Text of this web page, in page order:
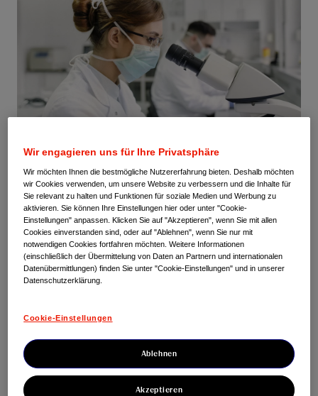
zunehmend personalisierte und präzise wirkende Therapien,
die die Gesundheit und Lebensqualität von Patient:innen
nachhaltig verbessern. Der Weg vom Molekül zum
zugelassenen Arzneimittel ist jedoch lang und für die
forschenden Unternehmen mit einem hohen Investitionsrisiko
verbunden.
Die Medizin hat in den vergangenen Jahrzehnten
heute immer früher erkannt und zunehmend personalisiert und
in Deutschlandrund 650 Medikamentemit neuen Wirkstoffen
auf den Markt (ohne Biosimilars). Die Chancen für die
Entwicklung innovativer medizinischer Lösungen,
beispielsweise in der Krebsforschung, sind heute größer denn
Wir engagieren uns für Ihre Privatsphäre
Wir möchten Ihnen die bestmögliche Nutzererfahrung bieten. Deshalb möchten
wir Cookies verwenden, um unsere Website zu verbessern und die Inhalte für
Sie relevant zu halten und Funktionen für soziale Medien und Werbung zu
aktivieren. Sie können Ihre Einstellungen hier oder unter "Cookie-
Einstellungen" anpassen. Klicken Sie auf "Akzeptieren", wenn Sie mit allen
Cookies einverstanden sind, oder auf "Ablehnen", wenn Sie nur mit
notwendigen Cookies fortfahren möchten. Weitere Informationen
(einschließlich der Übermittelung von Daten an Partnern und internationalen
Datenübermittlungen) finden Sie unter "Cookie-Einstellungen" und in unserer
Datenschutzerklärung.
Cookie-Einstellungen
Ablehnen
Akzeptieren